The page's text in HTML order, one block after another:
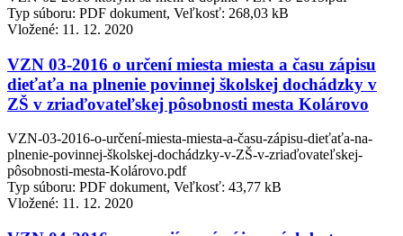
Typ súboru: PDF dokument, Veľkosť: 268,03 kB
Vložené: 11. 12. 2020
VZN 03-2016 o určení miesta miesta a času zápisu
dieťaťa na plnenie povinnej školskej dochádzky v
ZŠ v zriaďovateľskej pôsobnosti mesta Kolárovo
VZN-03-2016-o-určení-miesta-miesta-a-času-zápisu-dieťaťa-na-
plnenie-povinnej-školskej-dochádzky-v-ZŠ-v-zriaďovateľskej-
pôsobnosti-mesta-Kolárovo.pdf
Typ súboru: PDF dokument, Veľkosť: 43,77 kB
Vložené: 11. 12. 2020